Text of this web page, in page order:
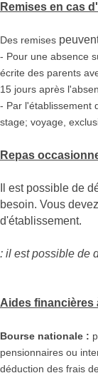
Remises en cas
Des remises
- Pour une absence
écrite des parents
15 jours après
- Par l'établissement
stage; voyage,
Repas
Il est possible de
besoin. Vous
d'établissement.
: il est possible de
Aides financières
Bourse nationale :
pensionnaires ou
déduction des frais